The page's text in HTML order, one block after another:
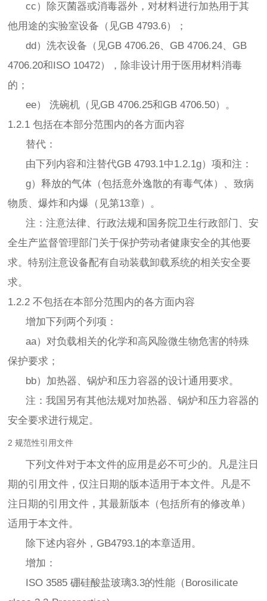
cc）除灭菌器或消毒器外，对材料进行加热用于其
他用途的实验室设备（见GB 4793.6）；
dd）洗衣设备（见GB 4706.26、GB 4706.24、GB
4706.20和ISO 10472），除非设计用于医用材料消毒
的；
ee） 洗碗机（见GB 4706.25和GB 4706.50）。
1.2.1 包括在本部分范围内的各方面内容
替代：
由下列内容和注替代GB 4793.1中1.2.1g）项和注：
g）释放的气体（包括意外逸散的有毒气体）、致病
物质、爆炸和内爆（见第13章）。
注：注意法律、行政法规和国务院卫生行政部门、安
全生产监督管理部门关于保护劳动者健康安全的其他要
求。特别注意设备配有自动装载卸载系统的相关安全要
求。
1.2.2 不包括在本部分范围内的各方面内容
增加下列两个列项：
aa）对负载相关的化学和高风险微生物危害的特殊
保护要求；
bb）加热器、锅炉和压力容器的设计通用要求。
注：我国另有其他法规对加热器、锅炉和压力容器的
安全要求进行规定。
2 规范性引用文件
下列文件对于本文件的应用是必不可少的。凡是注日
期的引用文件，仅注日期的版本适用于本文件。凡是不
注日期的引用文件，其最新版本（包括所有的修改单）
适用于本文件。
除下述内容外，GB4793.1的本章适用。
增加：
ISO 3585 硼硅酸盐玻璃3.3的性能（Borosilicate